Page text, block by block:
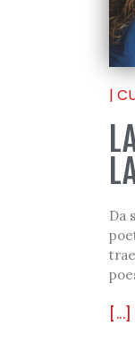
|
Da
[...]